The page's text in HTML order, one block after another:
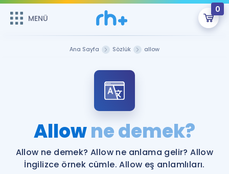
MENÜ
0
ÜYE DEĞİLİM
Sepetin Şu An Boş.
Remzi Hoca ile seni sınava hazırlayacak onlarca eğitim seni
bekliyor!
MENÜ
Faydalı Araçlar
Ana Sayfa Sözlük allow
Allowne demek?
Allow ne demek? Allow ne anlama gelir? Allow
İngilizce örnek cümle. Allow eş anlamlıları.